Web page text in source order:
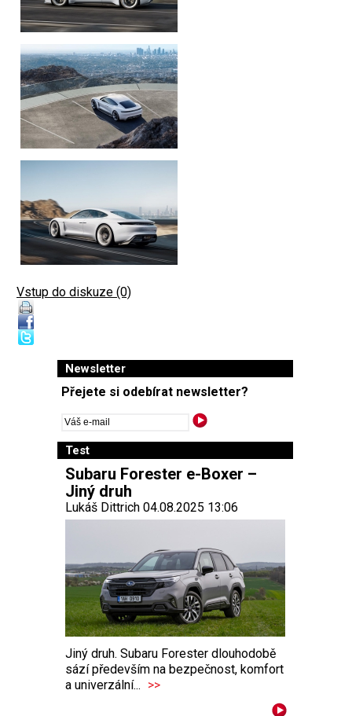
Vstup do diskuze (0)
Newsletter
Přejete si odebírat newsletter?
Test
Subaru Forester e-Boxer –
Jiný druh
Lukáš Dittrich 04.08.2025 13:06
Jiný druh. Subaru Forester dlouhodobě
sází především na bezpečnost, komfort
a univerzální... >>